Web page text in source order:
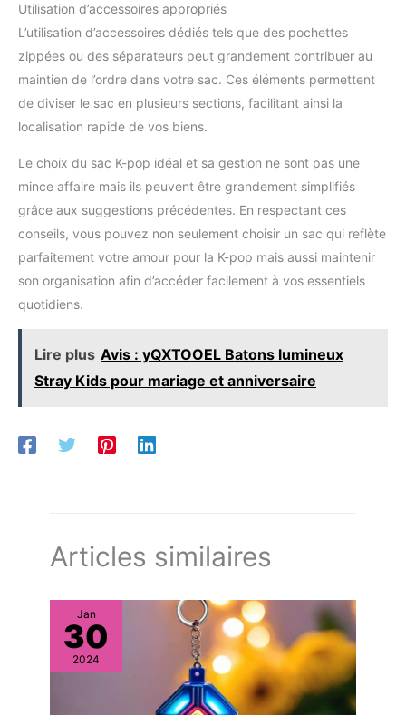
Utilisation d’accessoires appropriés
L’utilisation d’accessoires dédiés tels que des pochettes
zippées ou des séparateurs peut grandement contribuer au
maintien de l’ordre dans votre sac. Ces éléments permettent
de diviser le sac en plusieurs sections, facilitant ainsi la
localisation rapide de vos biens.
Le choix du sac K-pop idéal et sa gestion ne sont pas une
mince affaire mais ils peuvent être grandement simplifiés
grâce aux suggestions précédentes. En respectant ces
conseils, vous pouvez non seulement choisir un sac qui reflète
parfaitement votre amour pour la K-pop mais aussi maintenir
son organisation afin d’accéder facilement à vos essentiels
quotidiens.
Lire plus Avis : yQXTOOEL Batons lumineux
Stray Kids pour mariage et anniversaire
Articles similaires
Jan
30
2024